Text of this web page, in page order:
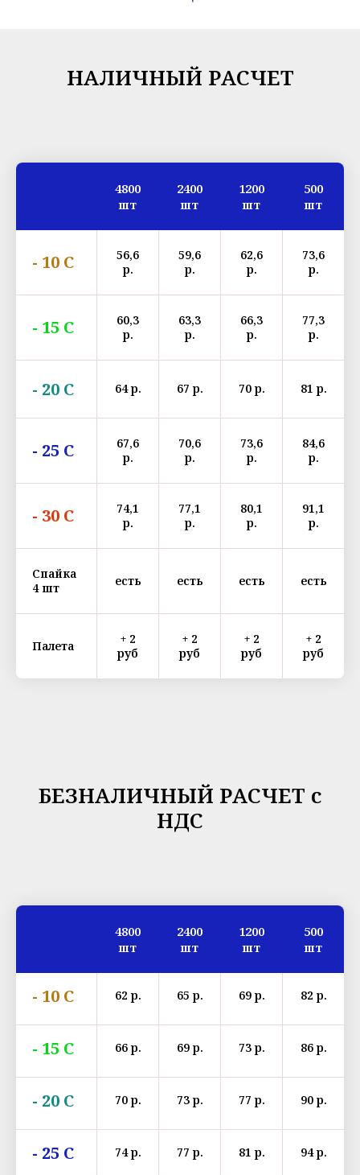
НАЛИЧНЫЙ РАСЧЕТ
4800
шт
2400
шт
1200
шт
500
шт
- 10 С
56,6
р.
59,6
р.
62,6
р.
73,6
р.
- 15 С
60,3
р.
63,3
р.
66,3
р.
77,3
р.
- 20 С 64 р. 67 р. 70 р. 81 р.
- 25 С
67,6
р.
70,6
р.
73,6
р.
84,6
р.
- 30 С
74,1
р.
77,1
р.
80,1
р.
91,1
р.
Спайка
4 шт
есть есть есть есть
Палета
+ 2
руб
+ 2
руб
+ 2
руб
+ 2
руб
БЕЗНАЛИЧНЫЙ РАСЧЕТ с
НДС
4800
шт
2400
шт
1200
шт
500
шт
- 10 С 62 р. 65 р. 69 р. 82 р.
- 15 С 66 р. 69 р. 73 р. 86 р.
- 20 С 70 р. 73 р. 77 р. 90 р.
- 25 С 74 р. 77 р. 81 р. 94 р.